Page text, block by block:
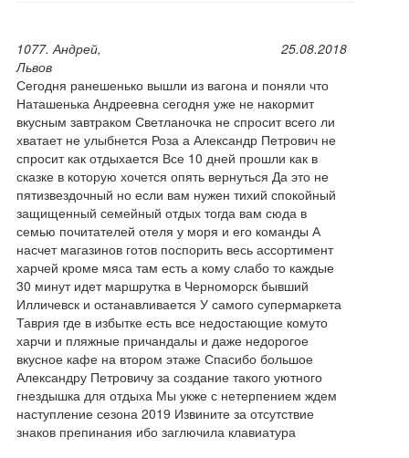
1077. Андрей,
Львов
25.08.2018
Сегодня ранешенько вышли из вагона и поняли что
Наташенька Андреевна сегодня уже не накормит
вкусным завтраком Светланочка не спросит всего ли
хватает не улыбнется Роза а Александр Петрович не
спросит как отдыхается Все 10 дней прошли как в
сказке в которую хочется опять вернуться Да это не
пятизвездочный но если вам нужен тихий спокойный
защищенный семейный отдых тогда вам сюда в
семью почитателей отеля у моря и его команды А
насчет магазинов готов поспорить весь ассортимент
харчей кроме мяса там есть а кому слабо то каждые
30 минут идет маршрутка в Черноморск бывший
Илличевск и останавливается У самого супермаркета
Таврия где в избытке есть все недостающие комуто
харчи и пляжные причандалы и даже недорогое
вкусное кафе на втором этаже Спасибо большое
Александру Петровичу за создание такого уютного
гнездышка для отдыха Мы укже с нетерпением ждем
наступление сезона 2019 Извините за отсутствие
знаков препинания ибо заглючила клавиатура